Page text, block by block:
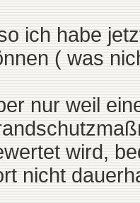
ich habe
( was
nur weil
wird,
nicht